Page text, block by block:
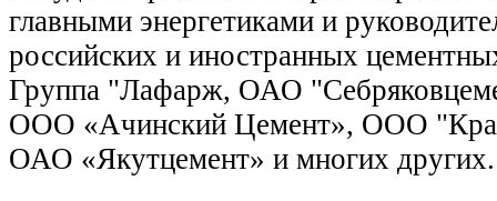
главными энергетиками и
российских и иностранных
Группа "Лафарж, ОАО
ООО «Ачинский Цемент», ООО
ОАО «Якутцемент» и многих других.